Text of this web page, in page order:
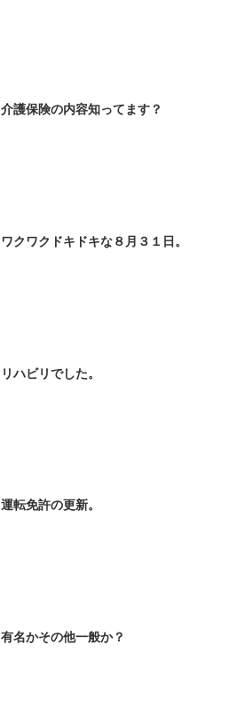
介護保険の内容知ってます？
ワクワクドキドキな８月３１日。
リハビリでした。
運転免許の更新。
有名かその他一般か？